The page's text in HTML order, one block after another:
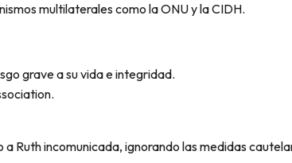
multilaterales como la ONU y la CIDH.
grave a su vida e integridad.
Ruth incomunicada, ignorando las medidas